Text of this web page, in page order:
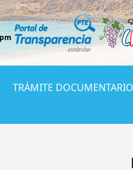
TRÁMITE DOCUMENTARIO